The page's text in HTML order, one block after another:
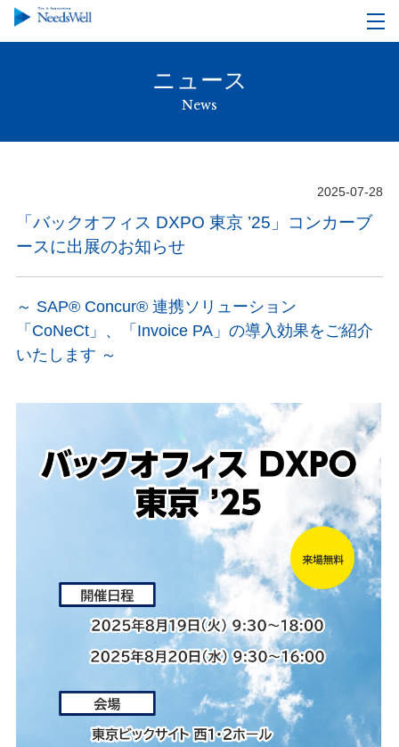
ニュース
News
2025-07-28
「バックオフィス DXPO 東京 ’25」コンカーブ
ースに出展のお知らせ
～ SAP® Concur® 連携ソリューション
「CoNeCt」、「Invoice PA」の導入効果をご紹介
いたします ～